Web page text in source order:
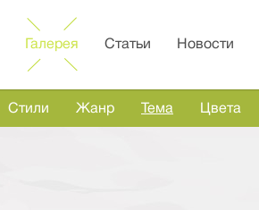
Галерея Статьи Новости
Стили Жанр Тема Цвета